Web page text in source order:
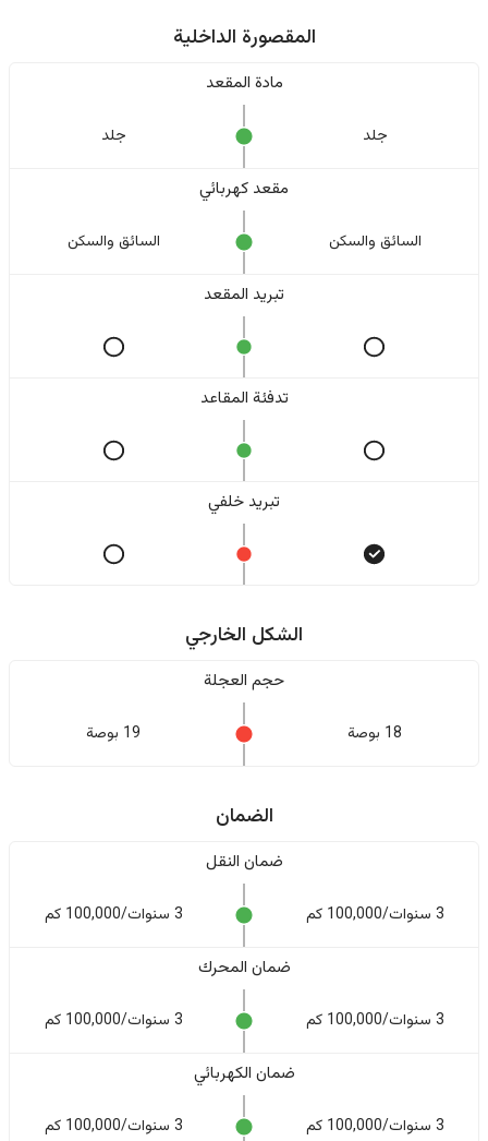
المقصورة الداخلية
مادة المقعد
جلد جلد
مقعد كهربائي
السائق والسکن السائق والسکن
تبريد المقعد
تدفئة المقاعد
تبريد خلفي
الشكل الخارجي
حجم العجلة
18 بوصة 19 بوصة
الضمان
ضمان النقل
3 سنوات/100,000 كم 3 سنوات/100,000 كم
ضمان المحرك
3 سنوات/100,000 كم 3 سنوات/100,000 كم
ضمان الكهربائي
3 سنوات/100,000 كم 3 سنوات/100,000 كم